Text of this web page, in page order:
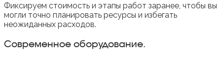
Фиксируем стоимость и этапы работ заранее, чтобы вы
могли точно планировать ресурсы и избегать
неожиданных расходов.
Современное оборудование.